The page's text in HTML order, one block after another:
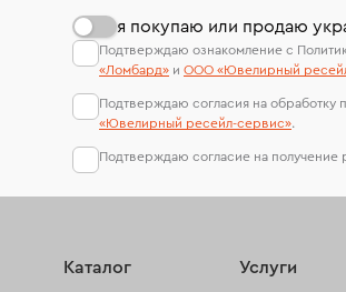
я покупаю или продаю
Подтверждаю ознакомление с
«Ломбард» и ООО «Ювелирный
Подтверждаю согласия на обработку
«Ювелирный ресейл-сервиc».
Подтверждаю согласие на
Каталог Услуги